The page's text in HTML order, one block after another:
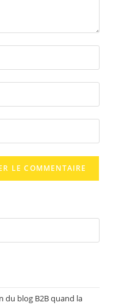
du blog B2B quand la